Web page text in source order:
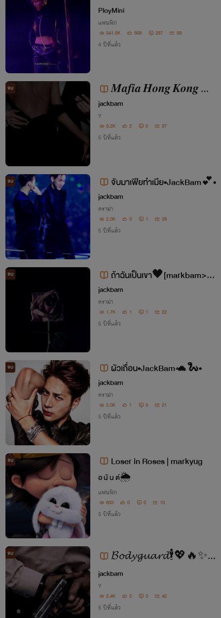
OT7
PloyMini
แฟนฟิก
341.5K 568 237 39
4 ปีที่แล้ว
จบ
𝑴𝒂𝒇𝒊𝒂 𝑯𝒐𝒏𝒈 𝑲𝒐𝒏𝒈 𝒘𝒊𝒇
𝒆💖#JackBam
jackbam
Y
3.2K 2 0 37
5 ปีที่แล้ว
จบ จับมาเฟียทำเมีย•JackBam💕•
jackbam
ดราม่า
2.0K 3 1 29
5 ปีที่แล้ว
จบ
ถ้าฉันเป็นเขา🖤[markbam>ja
ckbam]
jackbam
ดราม่า
1.7K 1 1 22
5 ปีที่แล้ว
จบ ผัวเถื่อน•JackBam🐢🐍•
jackbam
ดราม่า
2.0K 1 0 21
5 ปีที่แล้ว
จบ Loser in Roses | markyug
อ นั น ต์🌦
แฟนฟิก
833 0 0 10
5 ปีที่แล้ว
จบ
𝓑𝓸𝓭𝔂𝓰𝓾𝓪𝓻𝓭🕴️💖🔥✨ #
JackBam
jackbam
Y
2.4K 2 0 42
5 ปีที่แล้ว